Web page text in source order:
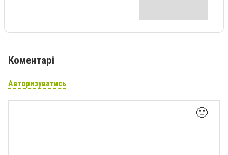
Коментарі
Авторизуватись
🙂